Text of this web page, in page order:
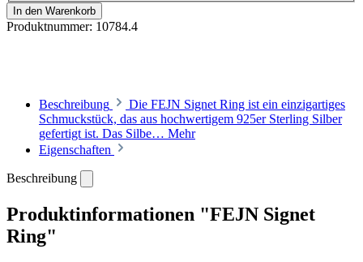
In den Warenkorb
Produktnummer: 10784.4
Beschreibung
Die FEJN Signet Ring ist ein einzigartiges
Schmuckstück, das aus hochwertigem 925er Sterling Silber
gefertigt ist. Das Silbe… Mehr
Eigenschaften
Beschreibung
Produktinformationen "FEJN Signet
Ring"